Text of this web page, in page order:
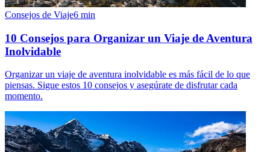
Consejos de Viaje6 min
10 Consejos para Organizar un Viaje de Aventura
Inolvidable
Organizar un viaje de aventura inolvidable es más fácil de lo que
piensas. Sigue estos 10 consejos y asegúrate de disfrutar cada
momento.